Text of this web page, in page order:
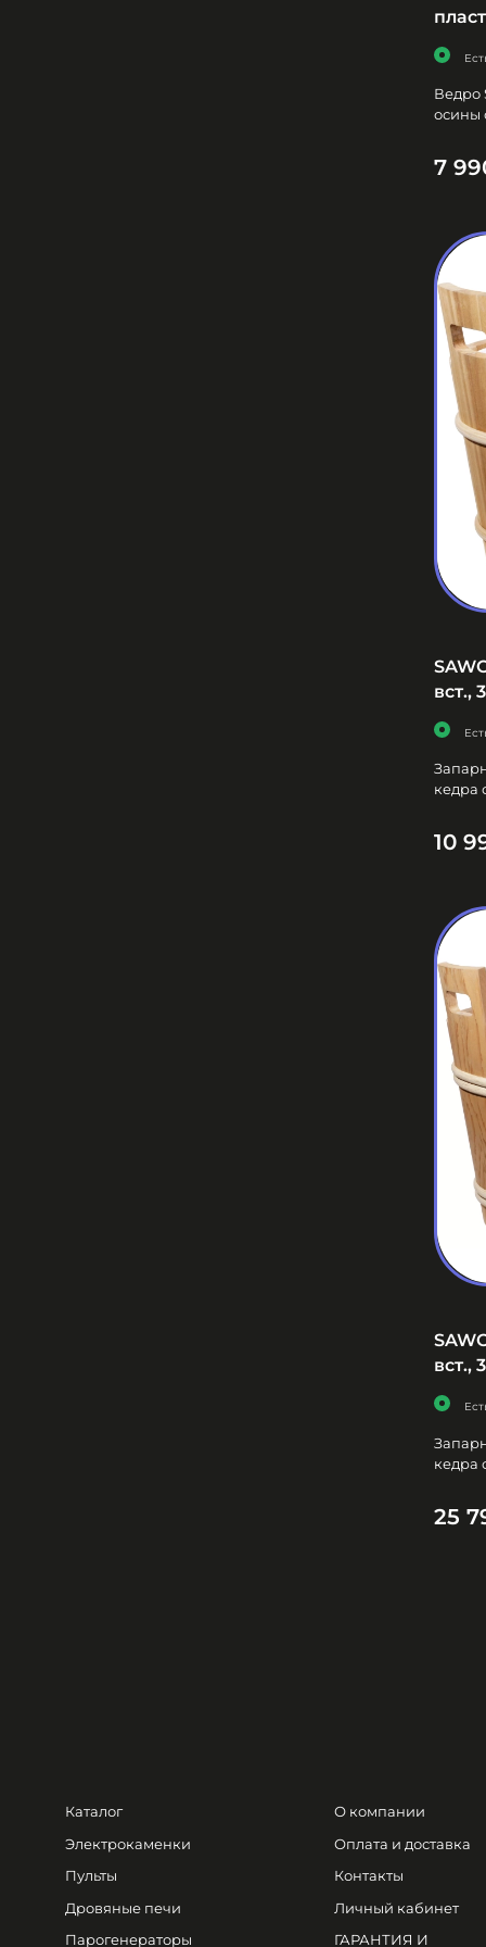
Ведро
осины
7
вст.,
кедра
10
вст.,
кедра
25
Каталог
Электрокаменки
Пульты
Дровяные печи
Парогенераторы
О компании
Оплата и доставка
Контакты
Личный кабинет
ГАРАНТИЯ И